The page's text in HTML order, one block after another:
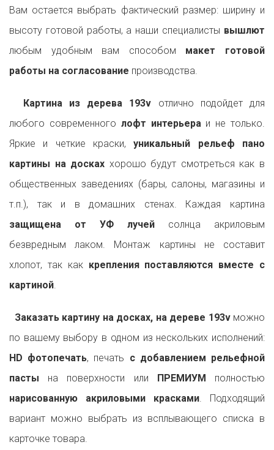
Вам остается выбрать фактический размер: ширину и
высоту готовой работы, а наши специалисты вышлют
любым удобным вам способом макет готовой
работы на согласование производства.
Картина из дерева 193v отлично подойдет для
любого современного лофт интерьераи не только.
Яркие и четкие краски,уникальный рельеф пано
картины на досках хорошо будут смотреться как в
общественных заведениях (бары, салоны, магазины и
т.п.), так и в домашних стенах. Каждая картина
защищена от УФ лучей солнца акриловым
безвредным лаком. Монтаж картины не составит
хлопот, так как крепления поставляются вместе с
картиной.
Заказать картину на досках, на дереве 193vможно
по вашему выбору в одном из нескольких исполнений:
HD фотопечать, печать с добавлением рельефной
пасты на поверхности или ПРЕМИУМ
полностью
нарисованную акриловыми красками. Подходящий
вариант можно выбрать из всплывающего списка в
карточке товара.